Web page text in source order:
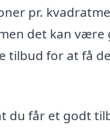
pr.
det kan være
tilbud for at få
du får et godt